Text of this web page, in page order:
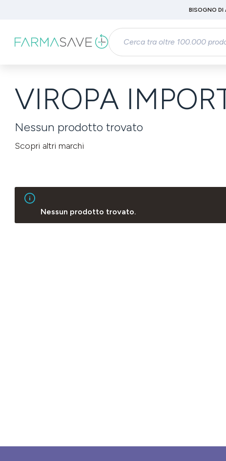
Passa alla navigazione principale
BISOGNO DI
VIROPA
Nessun prodotto trovato
Scopri altri marchi
Nessun prodotto trovato.